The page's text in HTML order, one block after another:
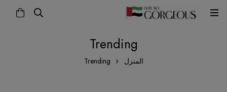
Trending
المنزل Trending